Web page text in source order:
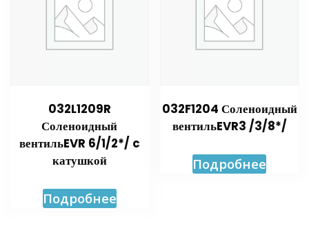
032L1209R
Соленоидный
вентильEVR 6/1/2*/ c
катушкой
Подробнее
032F1204 Соленоидный
вентильEVR3 /3/8*/
Подробнее